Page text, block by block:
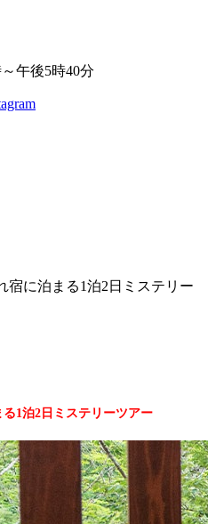
午後5時40分
宿に泊まる1泊2日ミステリー
1泊2日ミステリーツアー